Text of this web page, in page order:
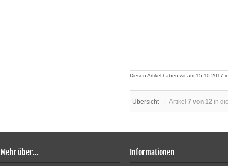
Diesen Artikel haben wir am 15.10.2017
Übersicht| Artikel 7 von 12 in
Mehr über... Informationen